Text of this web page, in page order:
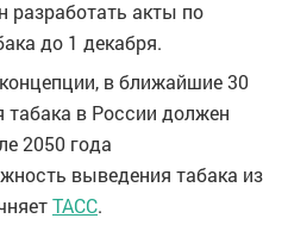
разработать акты по
до 1 декабря.
в ближайшие 30
табака в России должен
2050 года
выведения табака из
ТАСС.